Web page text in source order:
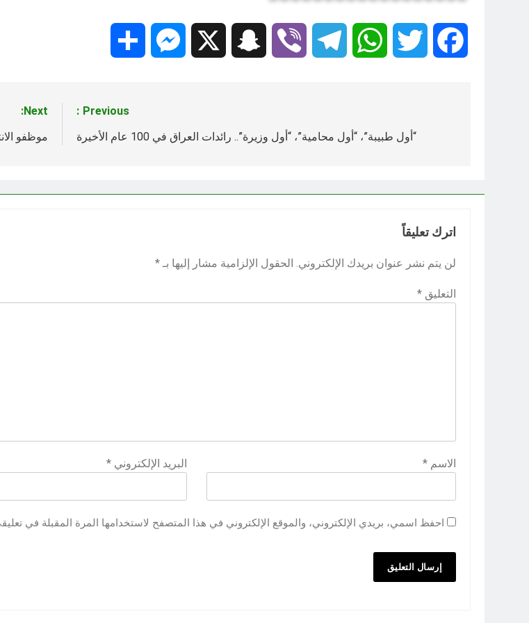
Facebook
Twitter
WhatsApp
Telegram
Viber
Snapchat
Messenger
المقالات
Previous:
“أول طبيبة”، “أول محامية”، “أول وزيرة”.. رائدات العراق في 100 عام الأخيرة
Next:
موظفو
اترك تعليقاً
لن يتم نشر عنوان بريدك الإلكتروني. الحقول الإلزامية مشار إليها بـ *
التعليق *
الاسم * البريد الإلكتروني*
احفظ اسمي، بريدي الإلكتروني، والموقع الإلكتروني في هذا المتصفح لاستخدامها المرة المقبلة في